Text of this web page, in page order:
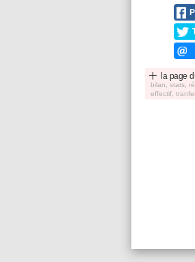
la page
bilan, stats,
effectif,